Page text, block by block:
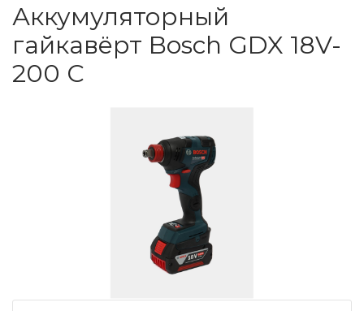
Аккумуляторный
гайкавёрт Bosch GDX 18V-
200 C